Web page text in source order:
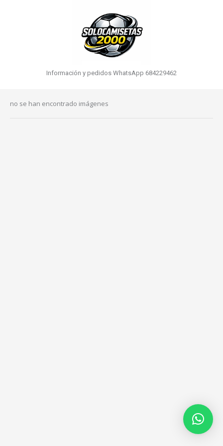
Información y pedidos WhatsApp 684229462
no se han encontrado imágenes